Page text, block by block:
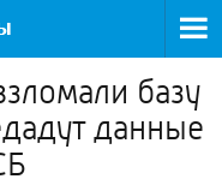
базу
данные